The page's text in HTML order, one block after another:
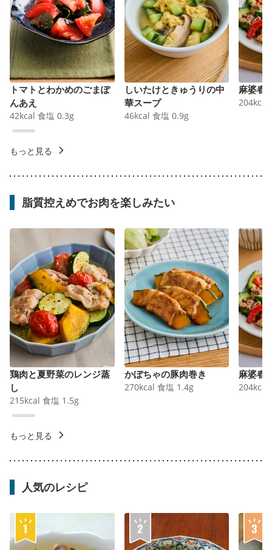
トマトとわかめのごまぽ
んあえ
42kcal 食塩 0.3g
しいたけときゅうりの中
華スープ
46kcal 食塩 0.9g
麻婆春
204kcal
もっと見る
脂質控えめでお肉を楽しみたい
鶏肉と夏野菜のレンジ蒸
し
215kcal 食塩 1.5g
かぼちゃの豚肉巻き
270kcal 食塩 1.4g
麻婆春
204kcal
もっと見る
人気のレシピ